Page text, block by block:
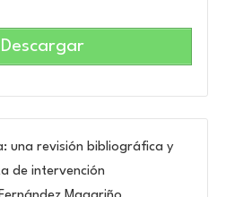
Descargar
una revisión bibliográfica y
de intervención